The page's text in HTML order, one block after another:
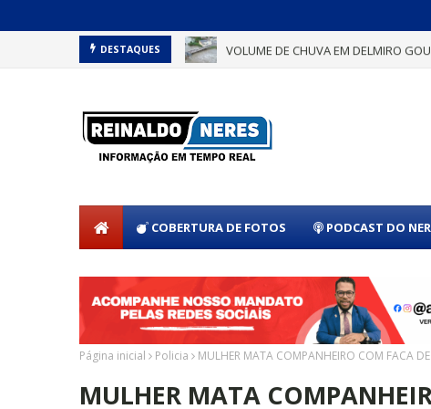
DESTAQUES VOLUME DE CHUVA EM DELMIRO
COBERTURA DE FOTOS PODCAST DO
Página inicial Policia MULHER MATA COMPANHEIRO COM FACA
MULHER MATA